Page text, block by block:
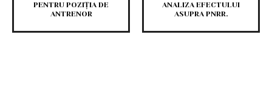
PENTRU POZIȚIA DE
ANTRENOR
ANALIZA EFECTULUI
ASUPRA PNRR.